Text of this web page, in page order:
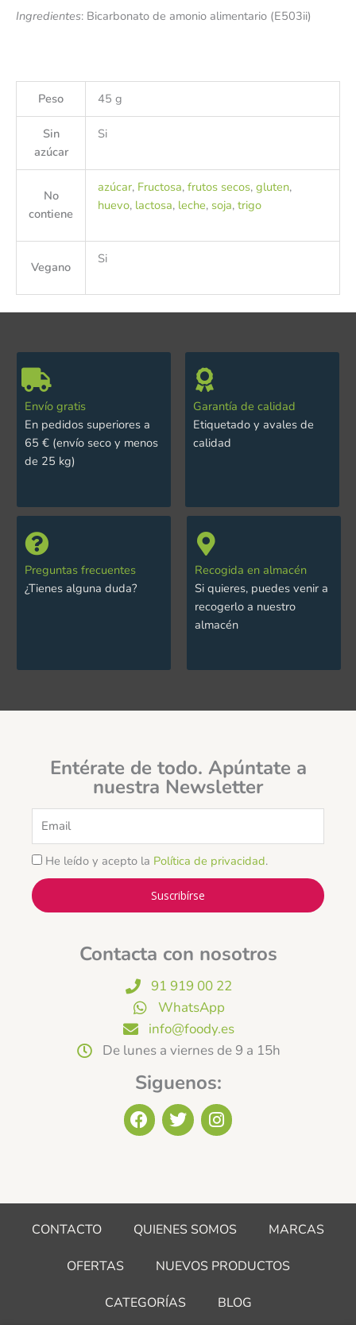
Ingredientes: Bicarbonato de amonio alimentario (E503ii)
Peso 45 g
Sin
azúcar
Si
No
contiene
azúcar, Fructosa, frutos secos, gluten,
huevo, lactosa, leche, soja, trigo
Vegano
Si
Envío gratis
En pedidos superiores a
65 € (envío seco y menos
de 25 kg)
Garantía de calidad
Etiquetado y avales de
calidad
Preguntas frecuentes
¿Tienes alguna duda?
Recogida en almacén
Si quieres, puedes venir a
recogerlo a nuestro
almacén
Entérate de todo. Apúntate a
nuestra Newsletter
He leído y acepto la Política de privacidad.
Suscribírse
Contacta con nosotros
91 919 00 22
WhatsApp
info@foody.es
De lunes a viernes de 9 a 15h
Siguenos:
F
a
o
k
T
w
e
I
n
g
a
CONTACTO QUIENES SOMOS MARCAS
OFERTAS NUEVOS PRODUCTOS
CATEGORÍAS BLOG